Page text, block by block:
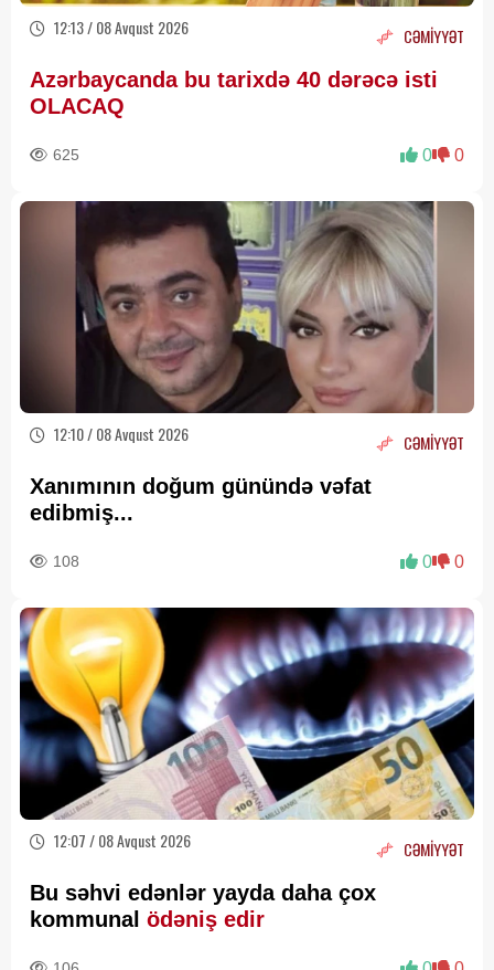
12:13 / 08 Avqust 2026 CƏMİYYƏT
Azərbaycanda bu tarixdə 40 dərəcə isti
OLACAQ
625 0 0
12:10 / 08 Avqust 2026 CƏMİYYƏT
Xanımının doğum günündə vəfat
edibmiş...
108 0 0
12:07 / 08 Avqust 2026 CƏMİYYƏT
Bu səhvi edənlər yayda daha çox
kommunal ödəniş edir